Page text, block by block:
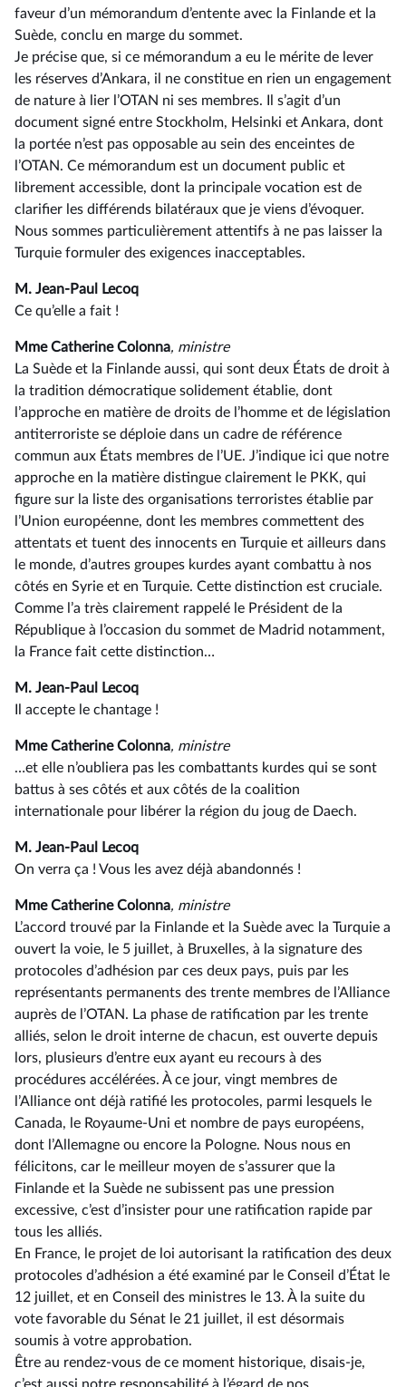
faveur d’un mémorandum d’entente avec la Finlande et la
Suède, conclu en marge du sommet.
Je précise que, si ce mémorandum a eu le mérite de lever
les réserves d’Ankara, il ne constitue en rien un engagement
de nature à lier l’OTAN ni ses membres. Il s’agit d’un
document signé entre Stockholm, Helsinki et Ankara, dont
la portée n’est pas opposable au sein des enceintes de
l’OTAN. Ce mémorandum est un document public et
librement accessible, dont la principale vocation est de
clarifier les différends bilatéraux que je viens d’évoquer.
Nous sommes particulièrement attentifs à ne pas laisser la
Turquie formuler des exigences inacceptables.
M. Jean-Paul Lecoq
Ce qu’elle a fait !
Mme Catherine Colonna, ministre
La Suède et la Finlande aussi, qui sont deux États de droit à
la tradition démocratique solidement établie, dont
l’approche en matière de droits de l’homme et de législation
antiterroriste se déploie dans un cadre de référence
commun aux États membres de l’UE. J’indique ici que notre
approche en la matière distingue clairement le PKK, qui
figure sur la liste des organisations terroristes établie par
l’Union européenne, dont les membres commettent des
attentats et tuent des innocents en Turquie et ailleurs dans
le monde, d’autres groupes kurdes ayant combattu à nos
côtés en Syrie et en Turquie. Cette distinction est cruciale.
Comme l’a très clairement rappelé le Président de la
République à l’occasion du sommet de Madrid notamment,
la France fait cette distinction…
M. Jean-Paul Lecoq
Il accepte le chantage !
Mme Catherine Colonna, ministre
…et elle n’oubliera pas les combattants kurdes qui se sont
battus à ses côtés et aux côtés de la coalition
internationale pour libérer la région du joug de Daech.
M. Jean-Paul Lecoq
On verra ça ! Vous les avez déjà abandonnés !
Mme Catherine Colonna, ministre
L’accord trouvé par la Finlande et la Suède avec la Turquie a
ouvert la voie, le 5 juillet, à Bruxelles, à la signature des
protocoles d’adhésion par ces deux pays, puis par les
représentants permanents des trente membres de l’Alliance
auprès de l’OTAN. La phase de ratification par les trente
alliés, selon le droit interne de chacun, est ouverte depuis
lors, plusieurs d’entre eux ayant eu recours à des
procédures accélérées. À ce jour, vingt membres de
l’Alliance ont déjà ratifié les protocoles, parmi lesquels le
Canada, le Royaume-Uni et nombre de pays européens,
dont l’Allemagne ou encore la Pologne. Nous nous en
félicitons, car le meilleur moyen de s’assurer que la
Finlande et la Suède ne subissent pas une pression
excessive, c’est d’insister pour une ratification rapide par
tous les alliés.
En France, le projet de loi autorisant la ratification des deux
protocoles d’adhésion a été examiné par le Conseil d’État le
12 juillet, et en Conseil des ministres le 13. À la suite du
vote favorable du Sénat le 21 juillet, il est désormais
soumis à votre approbation.
Être au rendez-vous de ce moment historique, disais-je,